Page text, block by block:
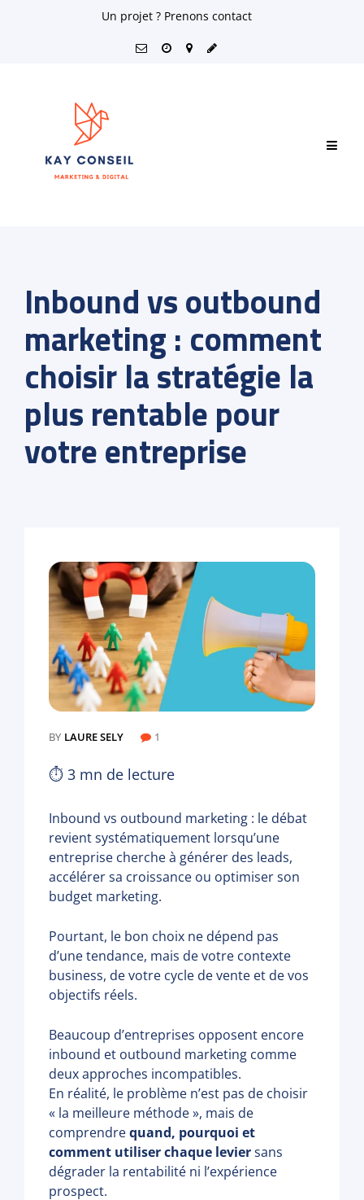
Un projet ? Prenons contact
Inbound vs outbound
marketing : comment
choisir la stratégie la
plus rentable pour
votre entreprise
BY LAURE SELY 1
⏱ 3 mn de lecture
Inbound vs outbound marketing : le débat
revient systématiquement lorsqu’une
entreprise cherche à générer des leads,
accélérer sa croissance ou optimiser son
budget marketing.
Pourtant, le bon choix ne dépend pas
d’une tendance, mais de votre contexte
business, de votre cycle de vente et de vos
objectifs réels.
Beaucoup d’entreprises opposent encore
inbound et outbound marketing comme
deux approches incompatibles.
En réalité, le problème n’est pas de choisir
« la meilleure méthode », mais de
comprendrequand, pourquoi et
comment utiliser chaque leviersans
dégrader la rentabilité ni l’expérience
prospect.